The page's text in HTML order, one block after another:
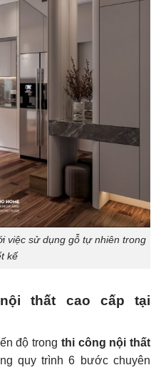
việc sử dụng gỗ tự nhiên trong
kế
thất cao cấp tại
độ trong thi công nội thất
quy trình 6 bước chuyên